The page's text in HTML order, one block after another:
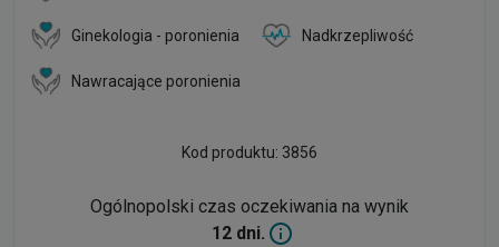
Ginekologia - poronienia Nadkrzepliwość
Nawracające poronienia
Kod produktu: 3856
Ogólnopolski czas oczekiwania na wynik
12 dni.